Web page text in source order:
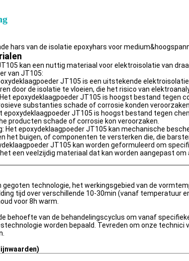
hars van de isolatie epoxyhars voor
kan een nuttig materiaal voor elektroisolatie van
van JT105:
JT105 is een uitstekende
door de isolatie te vloeien, die het risico van
epoxydeklaagpoeder JT105 is hoogst bestand tegen
substanties schade of corrosie konden veroorzaken.
epoxydeklaagpoeder JT105 is hoogst bestand tegen
producten schade of corrosie kon veroorzaken.
Het epoxydeklaagpoeder JT105 kan mechanische
het buigen, of componenten te versterken die, die
JT105 kan worden geformuleerd om
een veelzijdig materiaal dat kan worden aangepast
gegoten technologie, het werkingsgebied van de
tijd over verschillende 10-30min (vanaf temperatuur
voor 8h warm.
behoefte van de behandelingscyclus om vanaf
worden bepaald. Tevreden om onze technici